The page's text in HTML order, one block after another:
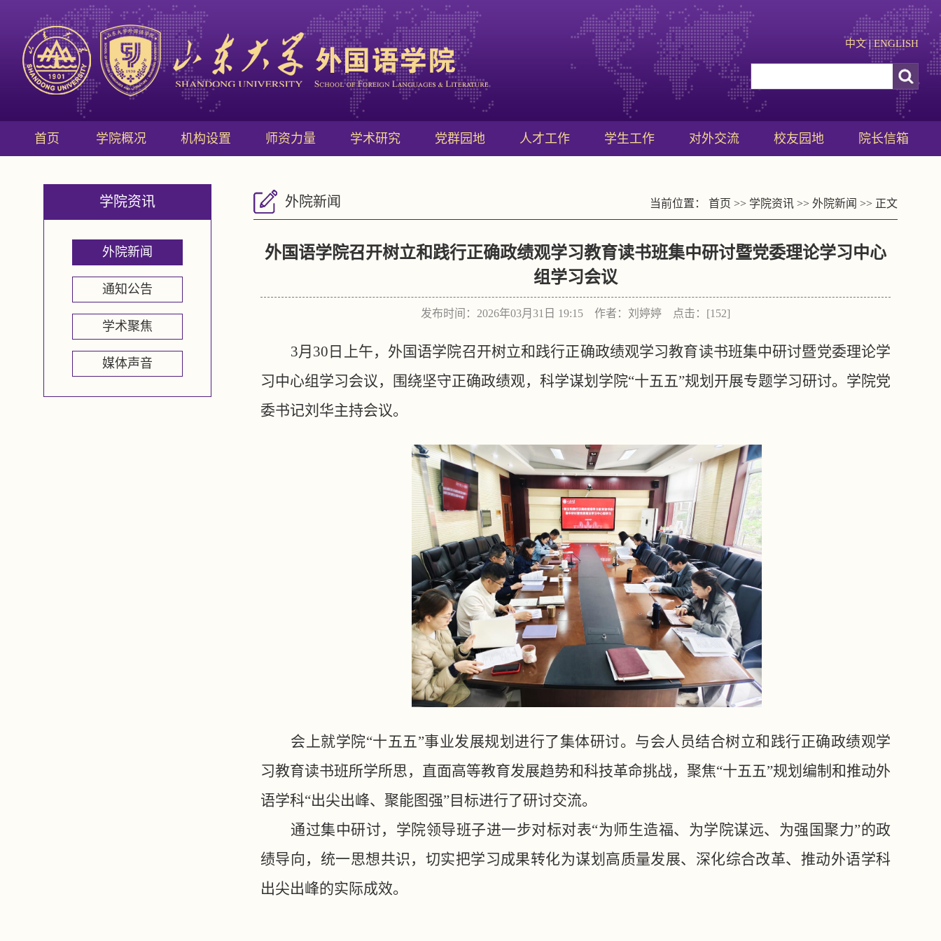
中文|ENGLISH
首页 学院概况 机构设置 师资力量 学术研究 党群园地 人才工作 学生工作 对外交流 校友园地 院长信箱
学院资讯
外院新闻
通知公告
学术聚焦
媒体声音
外院新闻 当前位置： 首页 >> 学院资讯 >> 外院新闻 >> 正文
外国语学院召开树立和践行正确政绩观学习教育读书班集中研讨暨党委理论学习中心
组学习会议
发布时间：2026年03月31日 19:15 作者：刘婷婷 点击：[152]
3月30日上午，外国语学院召开树立和践行正确政绩观学习教育读书班集中研讨暨党委理论学
习中心组学习会议，围绕坚守正确政绩观，科学谋划学院“十五五”规划开展专题学习研讨。学院党
委书记刘华主持会议。
会上就学院“十五五”事业发展规划进行了集体研讨。与会人员结合树立和践行正确政绩观学
习教育读书班所学所思，直面高等教育发展趋势和科技革命挑战，聚焦“十五五”规划编制和推动外
语学科“出尖出峰、聚能图强”目标进行了研讨交流。
通过集中研讨，学院领导班子进一步对标对表“为师生造福、为学院谋远、为强国聚力”的政
绩导向，统一思想共识，切实把学习成果转化为谋划高质量发展、深化综合改革、推动外语学科
出尖出峰的实际成效。